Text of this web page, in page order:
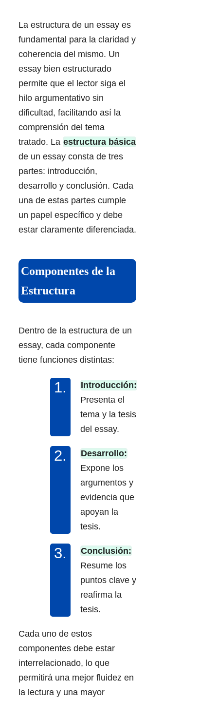
La estructura de un essay es
fundamental para la claridad y
coherencia del mismo. Un
essay bien estructurado
permite que el lector siga el
hilo argumentativo sin
dificultad, facilitando así la
comprensión del tema
tratado. La estructura básica
de un essay consta de tres
partes: introducción,
desarrollo y conclusión. Cada
una de estas partes cumple
un papel específico y debe
estar claramente diferenciada.
Componentes de la
Estructura
Dentro de la estructura de un
essay, cada componente
tiene funciones distintas:
Introducción:
Presenta el
tema y la tesis
del essay.
Desarrollo:
Expone los
argumentos y
evidencia que
apoyan la
tesis.
Conclusión:
Resume los
puntos clave y
reafirma la
tesis.
Cada uno de estos
componentes debe estar
interrelacionado, lo que
permitirá una mejor fluidez en
la lectura y una mayor